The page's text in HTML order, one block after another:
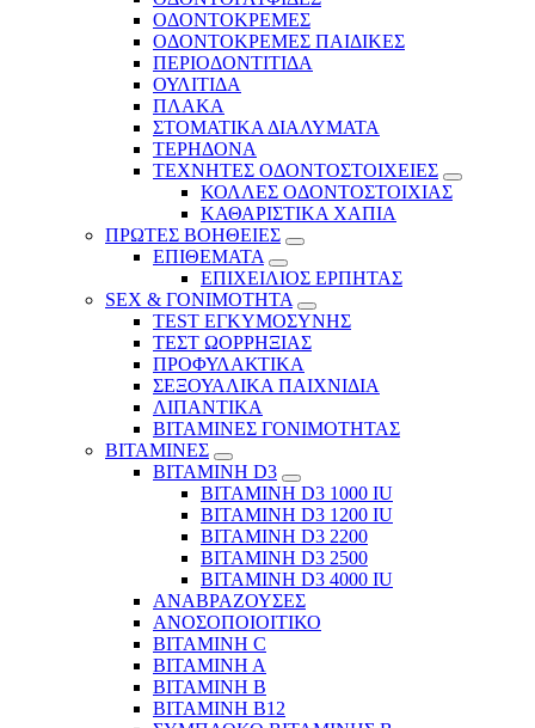
ΟΔΟΝΤΟΚΡΕΜΕΣ
ΟΔΟΝΤΟΚΡΕΜΕΣ ΠΑΙΔΙΚΕΣ
ΠΕΡΙΟΔΟΝΤΙΤΙΔΑ
ΟΥΛΙΤΙΔΑ
ΠΛΑΚΑ
ΣΤΟΜΑΤΙΚΑ ΔΙΑΛΥΜΑΤΑ
ΤΕΡΗΔΟΝΑ
ΤΕΧΝΗΤΕΣ ΟΔΟΝΤΟΣΤΟΙΧΕΙΕΣ
ΚΟΛΛΕΣ ΟΔΟΝΤΟΣΤΟΙΧΙΑΣ
ΚΑΘΑΡΙΣΤΙΚΑ ΧΑΠΙΑ
ΠΡΩΤΕΣ ΒΟΗΘΕΙΕΣ
ΕΠΙΘΕΜΑΤΑ
ΕΠΙΧΕΙΛΙΟΣ ΕΡΠΗΤΑΣ
SEX & ΓΟΝΙΜΟΤΗΤΑ
TEST ΕΓΚΥΜΟΣΥΝΗΣ
ΤΕΣΤ ΩΟΡΡΗΞΙΑΣ
ΠΡΟΦΥΛΑΚΤΙΚΑ
ΣΕΞΟΥΑΛΙΚΑ ΠΑΙΧΝΙΔΙΑ
ΛΙΠΑΝΤΙΚΑ
ΒΙΤΑΜΙΝΕΣ ΓΟΝΙΜΟΤΗΤΑΣ
ΒΙΤΑΜΙΝΕΣ
ΒΙΤΑΜΙΝΗ D3
ΒΙΤΑΜΙΝΗ D3 1000 IU
ΒΙΤΑΜΙΝΗ D3 1200 IU
ΒΙΤΑΜΙΝΗ D3 2200
ΒΙΤΑΜΙΝΗ D3 2500
BITAMINH D3 4000 IU
ΑΝΑΒΡΑΖΟΥΣΕΣ
ΑΝΟΣΟΠΟΙΟΙΤΙΚΟ
ΒΙΤΑΜΙΝΗ C
ΒΙΤΑΜΙΝΗ Α
ΒΙΤΑΜΙΝΗ Β
ΒΙΤΑΜΙΝΗ Β12